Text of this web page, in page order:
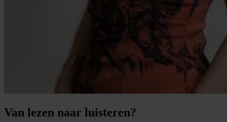
Van lezen naar luisteren?